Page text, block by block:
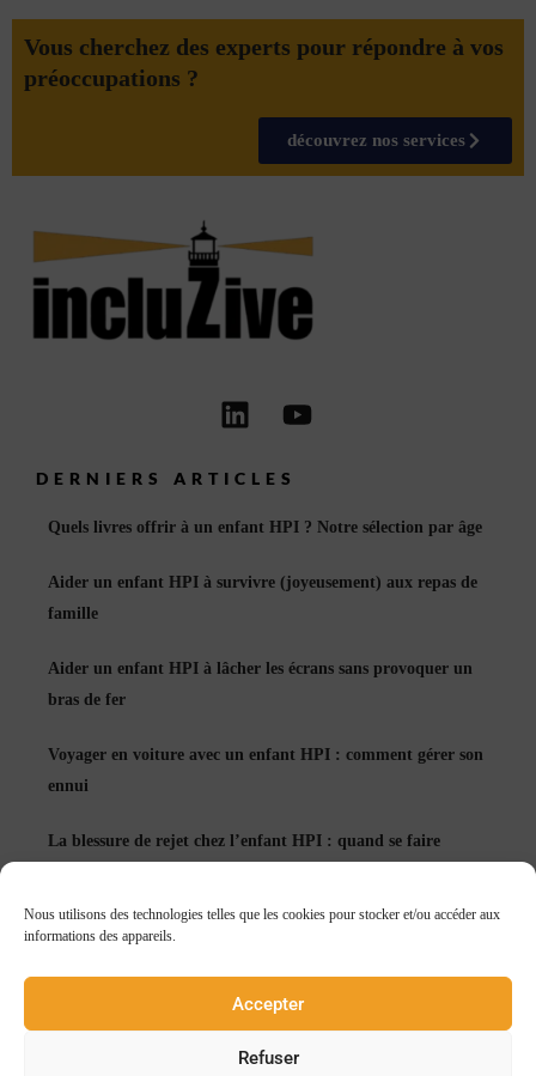
Nous utilisons des technologies telles que les cookies pour stocker et/ou accéder aux
informations des appareils.
Accepter
Refuser
Vous cherchez des experts pour répondre à vos
préoccupations ?
découvrez nos services
LinkedinYoutube
DERNIERS ARTICLES
Quels livres offrir à un enfant HPI ? Notre sélection par âge
Aider un enfant HPI à survivre (joyeusement) aux repas de
famille
Aider un enfant HPI à lâcher les écrans sans provoquer un
bras de fer
Voyager en voiture avec un enfant HPI : comment gérer son
ennui
La blessure de rejet chez l’enfant HPI : quand se faire
Échec et enfant HPI : apprendre à rater peut tout changer
© incluZive by Talented Formation 2026 - Tous droits réservés -